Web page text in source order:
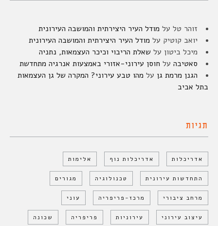
זוהר טל על מודל העיר היצירתית והמושבה העירונית
יואב קוטיק על מודל העיר היצירתית והמושבה העירונית
מיכל ביטון על שאלת הריבוי וכיכר העצמאות, נתניה
סאטיבה על חוסן עירוני-אזורי באמצעות אנרגיה מתחדשת
הגנן מרמת גן על מהו טבע עירוני? המקרה של גן העצמאות
בתל אביב
תגיות
אדריכלות אדריכלות נוף אלימות
התחדשות עירונית טכנולוגיה מגורים
מרחב ציבורי מרכז-פריפריה עוני
עיצוב עירוני עירוניות פריפריה שכונה